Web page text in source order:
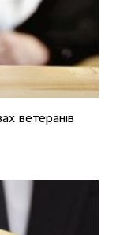
ветеранів